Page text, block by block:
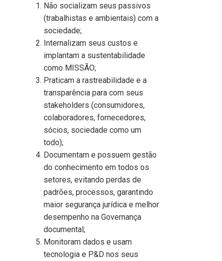
Não socializam seus passivos
(trabalhistas e ambientais) com a
sociedade;
Internalizam seus custos e
implantam a sustentabilidade
como MISSÃO;
Praticam a rastreabilidade e a
transparência para com seus
stakeholders (consumidores,
colaboradores, fornecedores,
sócios, sociedade como um
todo);
Documentam e possuem gestão
do conhecimento em todos os
setores, evitando perdas de
padrões, processos, garantindo
maior segurança jurídica e melhor
desempenho na Governança
documental;
Monitoram dados e usam
tecnologia e P&D nos seus